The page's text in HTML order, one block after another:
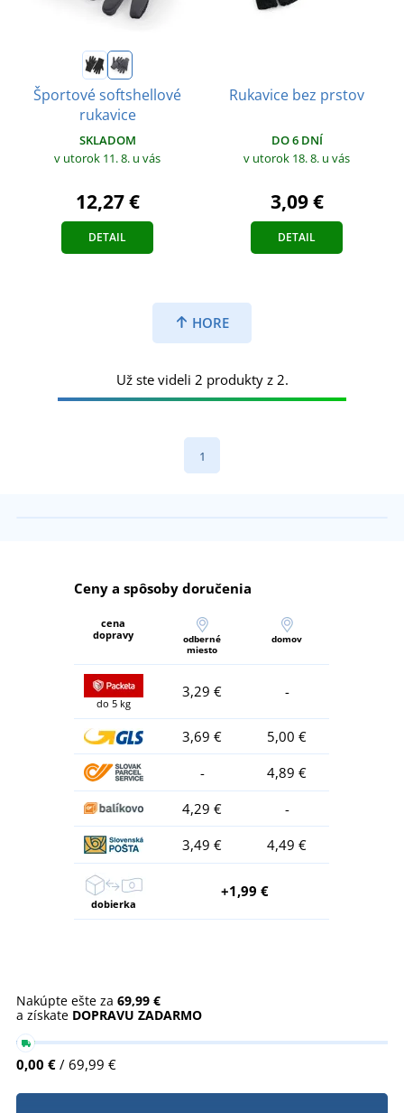
Športové softshellové
rukavice
SKLADOM
v utorok 11. 8. u vás
12,27 €
DETAIL
Rukavice bez prstov
DO 6 DNÍ
v utorok 18. 8. u vás
3,09 €
DETAIL
HORE
Už ste videli 2 produkty z 2.
1
Ceny a spôsoby doručenia
cena
dopravy
odberné
miesto
domov
do 5 kg
3,29 € -
3,69 €
5,00 €
-
4,89 €
4,29 €
-
3,49 €
4,49 €
dobierka
+1,99 €
Nakúpte ešte za 69,99 €
a získate DOPRAVU ZADARMO
0,00 € / 69,99 €